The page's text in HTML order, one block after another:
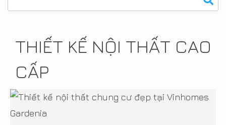
THIẾT KẾ NỘI THẤT CAO
CẤP